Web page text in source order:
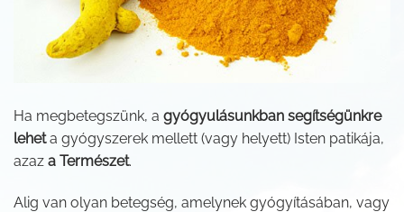
Ha megbetegszünk, a gyógyulásunkban segítségünkre
leheta gyógyszerek mellett (vagy helyett) Isten patikája,
azaz a Természet.
Alig van olyan betegség, amelynek gyógyításában, vagy